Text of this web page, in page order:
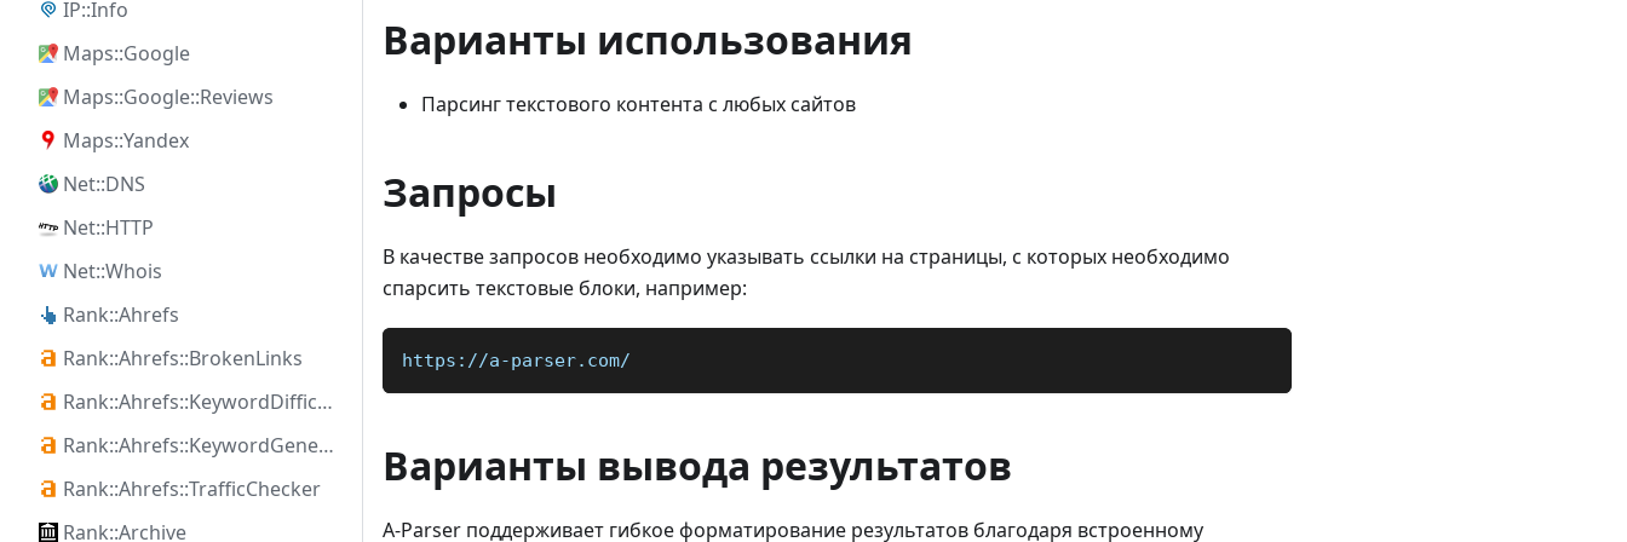
IP::Info
Maps::Google
Maps::Google::Reviews
Maps::Yandex
Net::DNS
Net::HTTP
Net::Whois
Rank::Ahrefs
Rank::Ahrefs::BrokenLinks
Rank::Ahrefs::KeywordDifficulty
Rank::Ahrefs::KeywordGenerator
Rank::Ahrefs::TrafficChecker
Rank::Archive
Варианты использования
Парсинг текстового контента с любых сайтов
Запросы
В качестве запросов необходимо указывать ссылки на страницы, с которых необходимо
спарсить текстовые блоки, например:
https://a-parser.com/
Варианты вывода результатов
A-Parser поддерживает гибкое форматирование результатов благодаря встроенному